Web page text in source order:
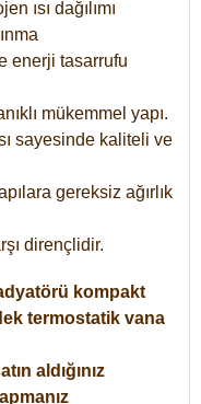
ısı dağılımı
enerji tasarrufu
mükemmel yapı.
sayesinde kaliteli ve
gereksiz ağırlık
dirençlidir.
kompakt
termostatik vana
aldığınız